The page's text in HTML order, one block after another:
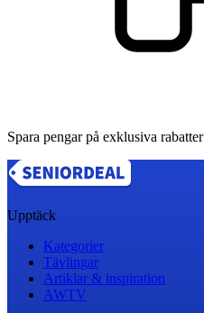
Spara pengar på exklusiva rabatter
Upptäck
Kategorier
Tävlingar
Artiklar & inspiration
AWTV